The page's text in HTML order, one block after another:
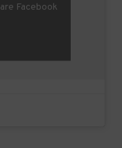
Facebook